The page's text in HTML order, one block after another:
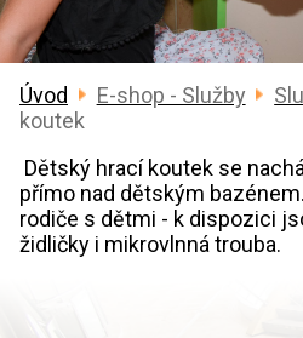
Úvod E-shop - Služby
koutek
Dětský hrací koutek se
přímo nad dětským
rodiče s dětmi - k dispozici
židličky i mikrovlnná trouba.